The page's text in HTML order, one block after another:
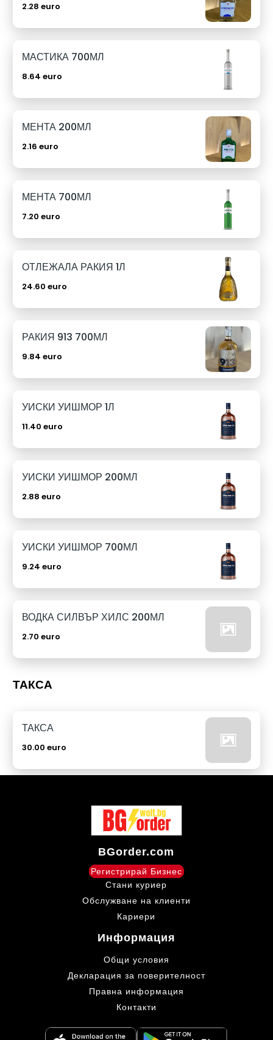
2.28 euro
МАСТИКА 700МЛ
8.64 euro
МЕНТА 200МЛ
2.16 euro
МЕНТА 700МЛ
7.20 euro
ОТЛЕЖАЛА РАКИЯ 1Л
24.60 euro
РАКИЯ 913 700МЛ
9.84 euro
УИСКИ УИШМОР 1Л
11.40 euro
УИСКИ УИШМОР 200МЛ
2.88 euro
УИСКИ УИШМОР 700МЛ
9.24 euro
ВОДКА СИЛВЪР ХИЛС 200МЛ
2.70 euro
ТАКСА
ТАКСА
30.00 euro
BGorder.com
Регистрирай Бизнес
Стани куриер
Обслужване на клиенти
Кариери
Информация
Общи условия
Декларация за поверителност
Правна информация
Контакти